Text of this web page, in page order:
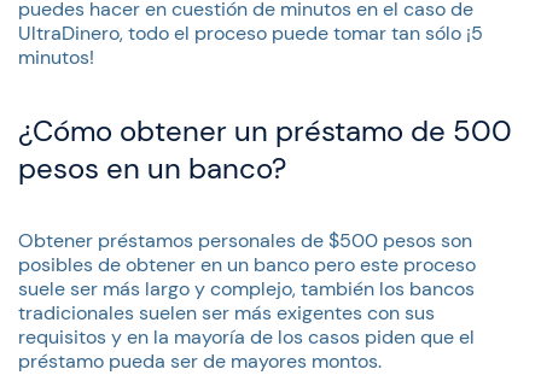
puedes hacer en cuestión de minutos en el caso de
UltraDinero, todo el proceso puede tomar tan sólo ¡5
minutos!
¿Cómo obtener un préstamo de 500
pesos en un banco?
Obtener préstamos personales de $500 pesos son
posibles de obtener en un banco pero este proceso
suele ser más largo y complejo, también los bancos
tradicionales suelen ser más exigentes con sus
requisitos y en la mayoría de los casos piden que el
préstamo pueda ser de mayores montos.